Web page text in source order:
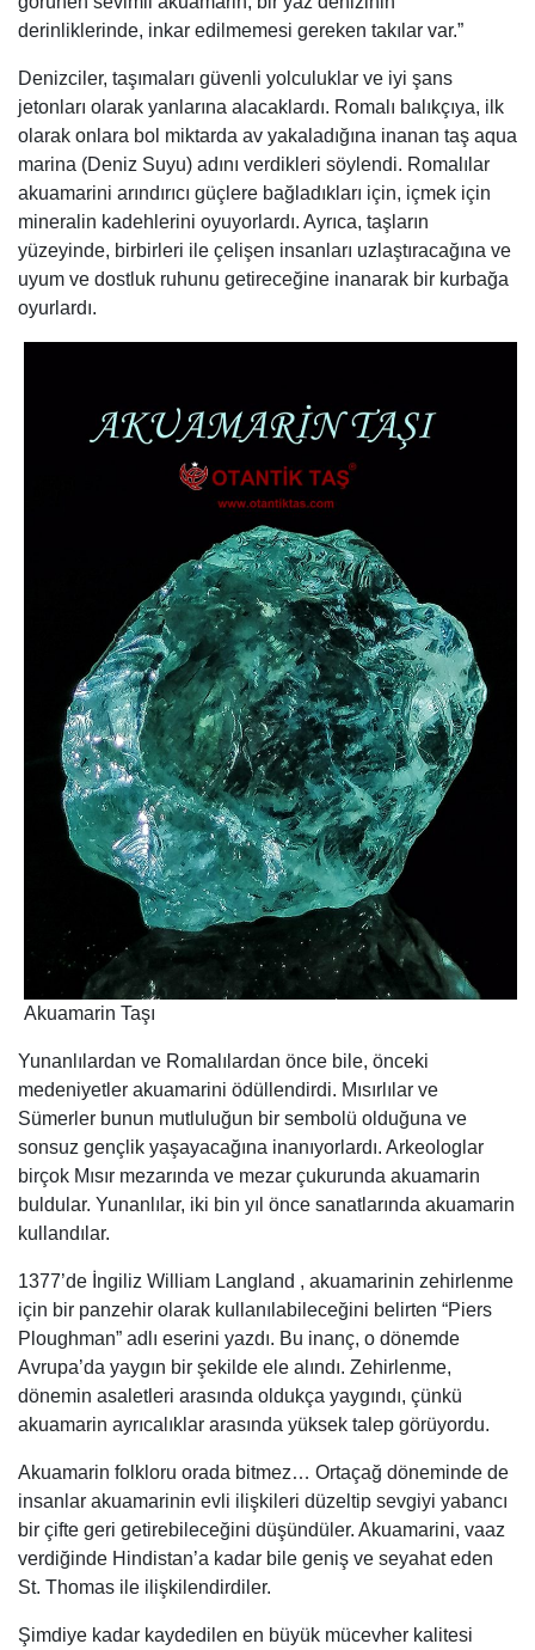
derinliklerinde, inkar edilmemesi gereken takılar var.”
Denizciler, taşımaları güvenli yolculuklar ve iyi şans
jetonları olarak yanlarına alacaklardı. Romalı balıkçıya, ilk
olarak onlara bol miktarda av yakaladığına inanan taş aqua
marina (Deniz Suyu) adını verdikleri söylendi. Romalılar
akuamarini arındırıcı güçlere bağladıkları için, içmek için
mineralin kadehlerini oyuyorlardı. Ayrıca, taşların
yüzeyinde, birbirleri ile çelişen insanları uzlaştıracağına ve
uyum ve dostluk ruhunu getireceğine inanarak bir kurbağa
oyurlardı.
Akuamarin Taşı
Yunanlılardan ve Romalılardan önce bile, önceki
medeniyetler akuamarini ödüllendirdi. Mısırlılar ve
Sümerler bunun mutluluğun bir sembolü olduğuna ve
sonsuz gençlik yaşayacağına inanıyorlardı. Arkeologlar
birçok Mısır mezarında ve mezar çukurunda akuamarin
buldular. Yunanlılar, iki bin yıl önce sanatlarında akuamarin
kullandılar.
1377’de İngiliz William Langland , akuamarinin zehirlenme
için bir panzehir olarak kullanılabileceğini belirten “Piers
Ploughman” adlı eserini yazdı. Bu inanç, o dönemde
Avrupa’da yaygın bir şekilde ele alındı. Zehirlenme,
dönemin asaletleri arasında oldukça yaygındı, çünkü
akuamarin ayrıcalıklar arasında yüksek talep görüyordu.
Akuamarin folkloru orada bitmez… Ortaçağ döneminde de
insanlar akuamarinin evli ilişkileri düzeltip sevgiyi yabancı
bir çifte geri getirebileceğini düşündüler. Akuamarini, vaaz
verdiğinde Hindistan’a kadar bile geniş ve seyahat eden
St. Thomas ile ilişkilendirdiler.
Şimdiye kadar kaydedilen en büyük mücevher kalitesi